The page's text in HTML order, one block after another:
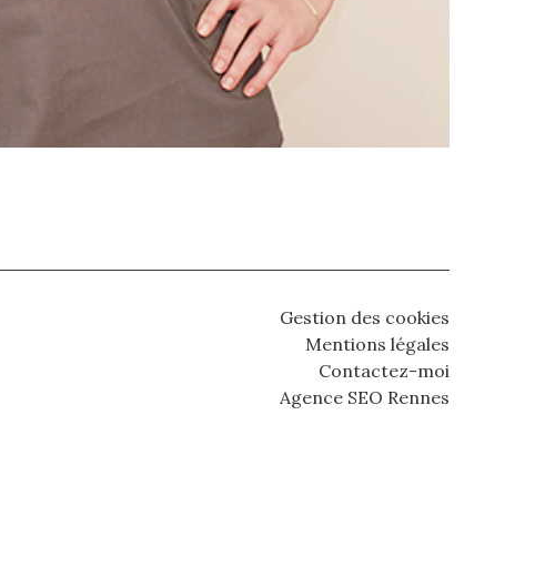
Personnalisez vos tissus
Gestion des cookies
Mentions légales
Contactez-moi
Agence SEO Rennes